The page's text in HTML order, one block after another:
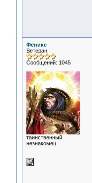
Феникс
Ветеран
Сообщений: 1045
таинственный
незнакомец